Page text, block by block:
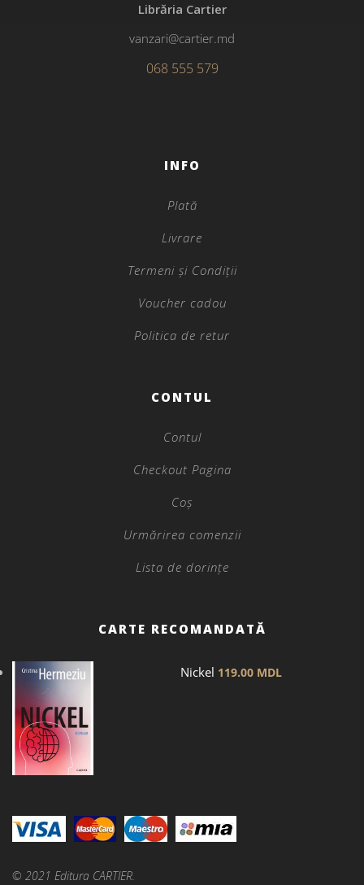
Librăria Cartier
vanzari@cartier.md
068 555 579
INFO
Plată
Livrare
Termeni și Condiții
Voucher cadou
Politica de retur
CONTUL
Contul
Checkout Pagina
Coș
Urmărirea comenzii
Lista de dorințe
CARTE RECOMANDATĂ
Nickel 119.00 MDL
© 2021 Editura CARTIER.